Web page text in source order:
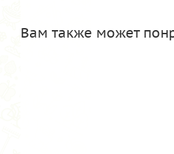
Вам также может